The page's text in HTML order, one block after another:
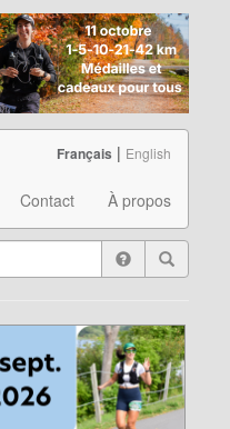
Contact À propos
Français | English